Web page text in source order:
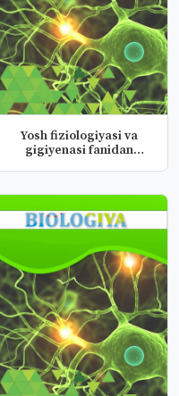
Yosh fiziologiyasi va
gigiyenasi fanidan